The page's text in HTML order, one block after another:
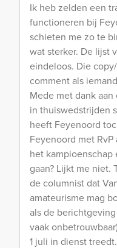
Ik heb zelden een
functioneren bij
schieten me zo te
wat sterker. De lijst
eindeloos. Die
comment als
Mede met dank
in thuiswedstrijden
heeft Feyenoord
Feyenoord met
het
gaan? Lijkt me niet.
de columnist dat
amateurisme mag
als de
vaak
1 juli in dienst